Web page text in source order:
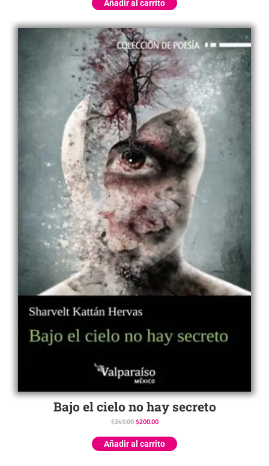
Añadir al carrito
Bajo el cielo no hay secreto
$249.00 $200.00
Añadir al carrito